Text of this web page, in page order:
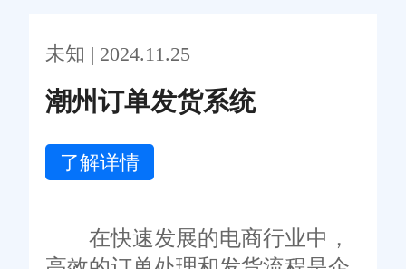
未知 | 2024.11.25
潮州订单发货系统
了解详情
在快速发展的电商行业中，